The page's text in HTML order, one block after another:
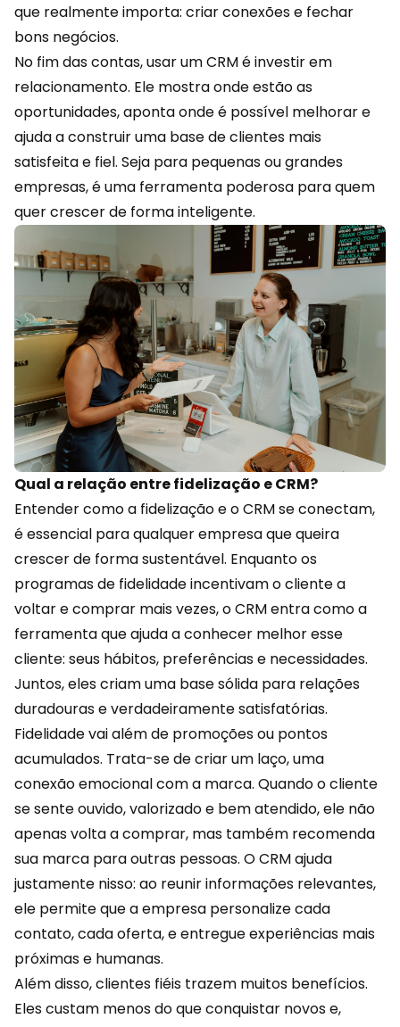
que realmente importa: criar conexões e fechar
bons negócios.
No fim das contas, usar um CRM é investir em
relacionamento. Ele mostra onde estão as
oportunidades, aponta onde é possível melhorar e
ajuda a construir uma base de clientes mais
satisfeita e fiel. Seja para pequenas ou grandes
empresas, é uma ferramenta poderosa para quem
quer crescer de forma inteligente.
Qual a relação entre fidelização e CRM?
Entender como a fidelizaçãoe o CRM se conectam,
é essencial para qualquer empresa que queira
crescer de forma sustentável. Enquanto os
programas de fidelidade incentivam o cliente a
voltar e comprar mais vezes, o CRM entra como a
ferramenta que ajuda a conhecer melhor esse
cliente: seus hábitos, preferências e necessidades.
Juntos, eles criam uma base sólida para relações
duradouras e verdadeiramente satisfatórias.
Fidelidade vai além de promoções ou pontos
acumulados. Trata-se de criar um laço, uma
conexão emocional com a marca. Quando o cliente
se sente ouvido, valorizado e bem atendido, ele não
apenas volta a comprar, mas também recomenda
sua marca para outras pessoas. O CRM ajuda
justamente nisso: ao reunir informações relevantes,
ele permite que a empresa personalize cada
contato, cada oferta, e entregue experiências mais
próximas e humanas.
Além disso, clientes fiéis trazem muitos benefícios.
Eles custam menos do que conquistar novos e,